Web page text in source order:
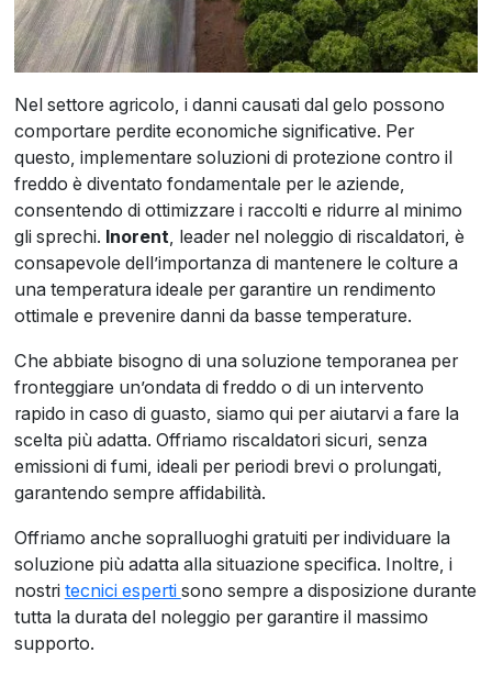
Nel settore agricolo, i danni causati dal gelo possono
comportare perdite economiche significative. Per
questo, implementare soluzioni di protezione contro il
freddo è diventato fondamentale per le aziende,
consentendo di ottimizzare i raccolti e ridurre al minimo
gli sprechi. Inorent , leader nel noleggio di riscaldatori, è
consapevole dell’importanza di mantenere le colture a
una temperatura ideale per garantire un rendimento
ottimale e prevenire danni da basse temperature.
Che abbiate bisogno di una soluzione temporanea per
fronteggiare un’ondata di freddo o di un intervento
rapido in caso di guasto, siamo qui per aiutarvi a fare la
scelta più adatta. Offriamo riscaldatori sicuri, senza
emissioni di fumi, ideali per periodi brevi o prolungati,
garantendo sempre affidabilità.
Offriamo anche sopralluoghi gratuiti per individuare la
soluzione più adatta alla situazione specifica. Inoltre, i
nostri tecnici esperti sono sempre a disposizione durante
tutta la durata del noleggio per garantire il massimo
supporto.